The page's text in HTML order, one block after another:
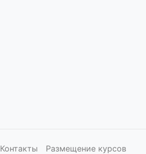
Контакты Размещение курсов